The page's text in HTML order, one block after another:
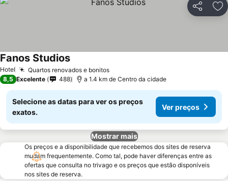
Partilhar
Hotel Quartos renovados e bonitos
Fanos Studios
8,5 Excelente 488 a 1.4 km de Centro da cidade
Selecione as datas para ver os preços
exatos.
Ver preços
Mostrar mais
Os preços e a disponibilidade que recebemos dos sites de reserva
mudam frequentemente. Como tal, pode haver diferenças entre as
ofertas que consulta no trivago e os preços que estão disponíveis
nos sites de reserva.